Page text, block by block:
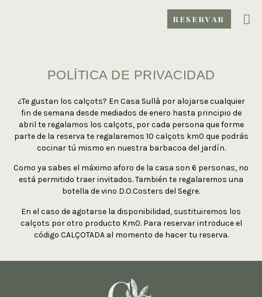
RESERVAR
POLÍTICA DE PRIVACIDAD
¿Te gustan los calçots? En Casa Sullà por alojarse cualquier
fin de semana desde mediados de enero hasta principio de
abril te regalamos los calçots, por cada persona que forme
parte de la reserva te regalaremos 10 calçots km0 que podrás
cocinar tú mismo en nuestra barbacoa del jardín.
Como ya sabes el máximo aforo de la casa son 6 personas, no
está permitido traer invitados. También te regalaremos una
botella de vino D.O.Costers del Segre.
En el caso de agotarse la disponibilidad, sustituiremos los
calçots por otro producto Km0. Para reservar introduce el
código CALÇOTADA al momento de hacer tu reserva.